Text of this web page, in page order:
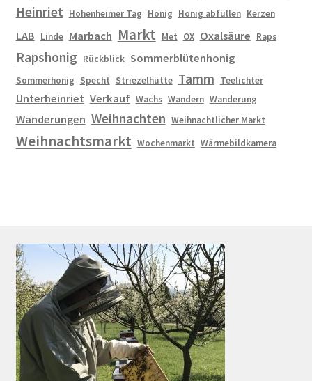
Heinriet Hohenheimer Tag Honig Honig abfüllen Kerzen
LAB Linde Marbach Markt Met OX Oxalsäure Raps
Rapshonig Rückblick Sommerblütenhonig
Sommerhonig Specht Striezelhütte Tamm Teelichter
Unterheinriet Verkauf Wachs Wandern Wanderung
Wanderungen Weihnachten Weihnachtlicher Markt
Weihnachtsmarkt Wochenmarkt Wärmebildkamera